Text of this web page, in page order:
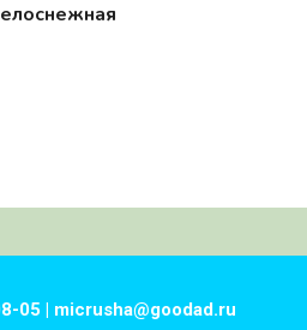
05 | micrusha@goodad.ru